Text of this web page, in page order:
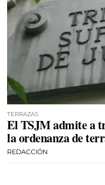
TERRAZAS
El TSJM admite a
la ordenanza de
REDACCIÓN